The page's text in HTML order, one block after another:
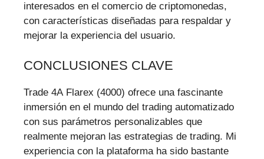
interesados en el comercio de criptomonedas,
con características diseñadas para respaldar y
mejorar la experiencia del usuario.
CONCLUSIONES CLAVE
Trade 4A Flarex (4000) ofrece una fascinante
inmersión en el mundo del trading automatizado
con sus parámetros personalizables que
realmente mejoran las estrategias de trading. Mi
experiencia con la plataforma ha sido bastante